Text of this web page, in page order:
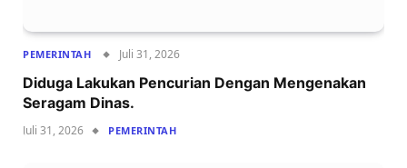
PEMERINTAH Juli 31, 2026
Diduga Lakukan Pencurian Dengan Mengenakan
Seragam Dinas.
Juli 31, 2026 PEMERINTAH